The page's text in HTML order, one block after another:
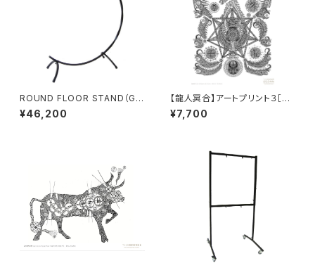
ROUND FLOOR STAND（GO
NG：1枚用）28"
¥46,200
【龍人冥合】アートプリント３［大
サイズ］
¥7,700